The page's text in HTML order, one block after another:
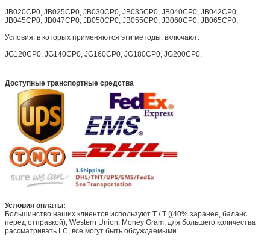
JB020CP0, JB025CP0, JB030CP0, JB035CP0, JB040CP0, JB042CP0,
JB045CP0, JB047CP0, JB050CP0, JB055CP0, JB060CP0, JB065CP0,
Условия, в которых применяются эти методы, включают:
JG120CP0, JG140CP0, JG160CP0, JG180CP0, JG200CP0,
Доступные транспортные средства
Условия оплаты:
Большинство наших клиентов используют T / T ((40% заранее, баланс
перед отправкой), Western Union, Money Gram, для большего количества
рассматривать LC, все могут быть обсуждаемыми.